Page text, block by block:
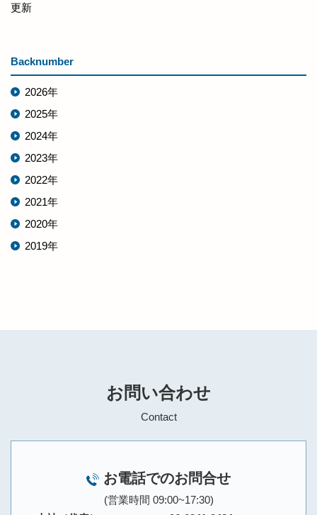
更新
Backnumber
2026年
2025年
2024年
2023年
2022年
2021年
2020年
2019年
お問い合わせ
Contact
お電話でのお問合せ
(営業時間 09:00~17:30)